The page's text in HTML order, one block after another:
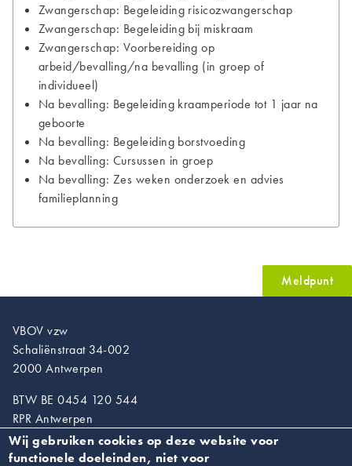
Zwangerschap: Begeleiding risicozwangerschap
Zwangerschap: Begeleiding bij miskraam
Zwangerschap: Voorbereiding op
arbeid/bevalling/na bevalling (in groep of
individueel)
Na bevalling: Begeleiding kraamperiode tot 1 jaar na
geboorte
Na bevalling: Begeleiding borstvoeding
Na bevalling: Cursussen in groep
Na bevalling: Zes weken onderzoek en advies
familieplanning
Meldpunt
VBOV vzw
Schaliënstraat 34-002
2000 Antwerpen
BTW BE 0454 120 544
RPR Antwerpen
T. 03/218.89.67
Wij gebruiken cookies op deze website voor
functionele doeleinden, niet voor